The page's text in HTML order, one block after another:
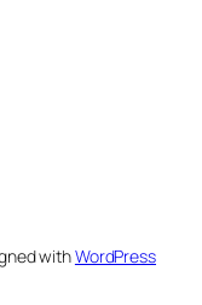
withWordPress